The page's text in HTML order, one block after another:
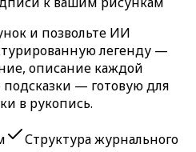
и позвольте ИИ
легенду —
описание каждой
— готовую для
в рукопись.
Структура журнального